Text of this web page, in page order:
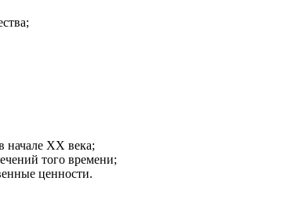
XX века;
того времени;
ценности.